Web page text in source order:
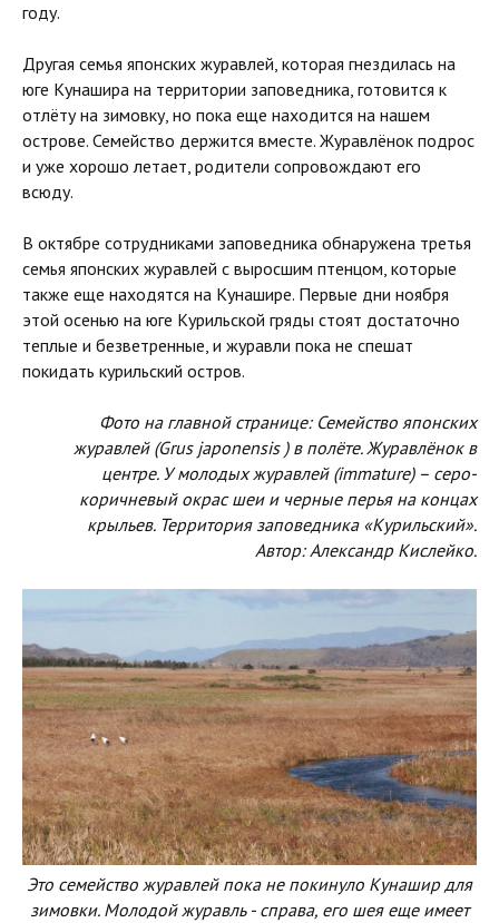
году.
Другая семья японских журавлей, которая гнездилась на
юге Кунашира на территории заповедника, готовится к
отлёту на зимовку, но пока еще находится на нашем
острове. Семейство держится вместе. Журавлёнок подрос
и уже хорошо летает, родители сопровождают его
всюду.
В октябре сотрудниками заповедника обнаружена третья
семья японских журавлей с выросшим птенцом, которые
также еще находятся на Кунашире. Первые дни ноября
этой осенью на юге Курильской гряды стоят достаточно
теплые и безветренные, и журавли пока не спешат
покидать курильский остров.
Фото на главной странице: Семейство японских
журавлей (Grus japonensis ) в полёте. Журавлёнок в
центре. У молодых журавлей (immature) – серо-
коричневый окрас шеи и черные перья на концах
крыльев. Территория заповедника «Курильский».
Автор: Александр Кислейко.
Это семейство журавлей пока не покинуло Кунашир для
зимовки. Молодой журавль - справа, его шея еще имеет